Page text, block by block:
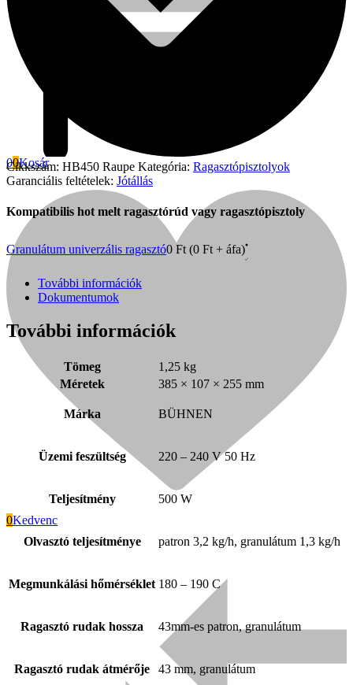
00Kosár
0Kedvenc
Cikkszám: HB450 Raupe Kategória: Ragasztópisztolyok
Garanciális feltételek: Jótállás
Kompatibilis hot melt ragasztórúd vagy ragasztópisztoly
Granulátum univerzális ragasztó0 Ft (0 Ft + áfa)
További információk
Dokumentumok
További információk
Tömeg
1,25 kg
Méretek
385 × 107 × 255 mm
Márka BÜHNEN
Üzemi feszültség 220 – 240 V 50 Hz
Teljesítmény 500 W
Olvasztó teljesítménye patron 3,2 kg/h, granulátum 1,3 kg/h
Megmunkálási hőmérséklet 180 – 190 C
Ragasztó rudak hossza 43mm-es patron, granulátum
Ragasztó rudak átmérője 43 mm, granulátum